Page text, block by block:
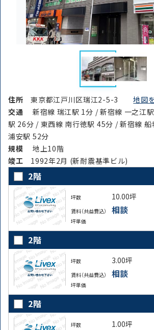
住所東京都江戸川区瑞江2-5-3地図
交通
新宿線 瑞江駅 1分 / 新宿線 一之江
駅 26分 / 東西線 南行徳駅 45分 / 新宿線
浦安駅 52分
規模
地上10階
竣⼯ 1992年2月 (新耐震基準ビル)
2階
坪数 10.00坪
賃料（共益費込） 相談
坪単価
2階
坪数 3.00坪
賃料（共益費込） 相談
坪単価
2階
坪数 1.00坪